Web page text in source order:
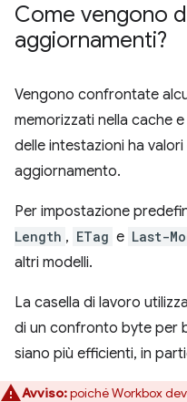
Come vengono
aggiornamenti?
Vengono confrontate
memorizzati nella cache
delle intestazioni ha
aggiornamento.
Per impostazione
Length , ETag e Last-
altri modelli.
La casella di lavoro
di un confronto byte per
siano più efficienti, in
Avviso:poiché Workbox